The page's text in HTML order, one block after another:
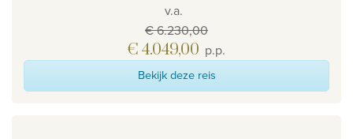
v.a.
€ 6.230,00
€ 4.049,00 p.p.
Bekijk deze reis